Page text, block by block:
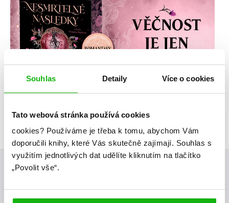
Souhlas Detaily Více o cookies
Tato webová stránka používá cookies
cookies? Používáme je třeba k tomu, abychom Vám
doporučili knihy, které Vás skutečně zajímají. Souhlas s
využitím jednotlivých dat udělíte kliknutím na tlačítko
„Povolit vše“.
Posty, které by tě mohly zajímat